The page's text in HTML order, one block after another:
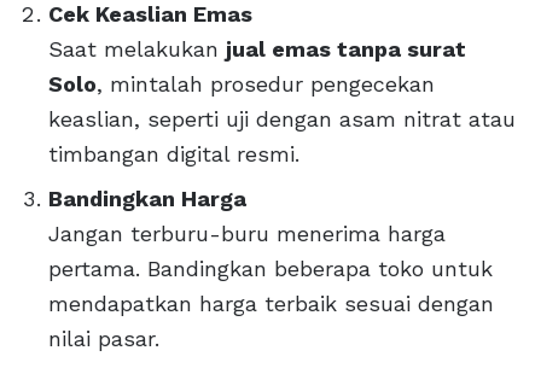
Cek Keaslian Emas
Saat melakukan jual emas tanpa surat
Solo, mintalah prosedur pengecekan
keaslian, seperti uji dengan asam nitrat atau
timbangan digital resmi.
Bandingkan Harga
Jangan terburu-buru menerima harga
pertama. Bandingkan beberapa toko untuk
mendapatkan harga terbaik sesuai dengan
nilai pasar.